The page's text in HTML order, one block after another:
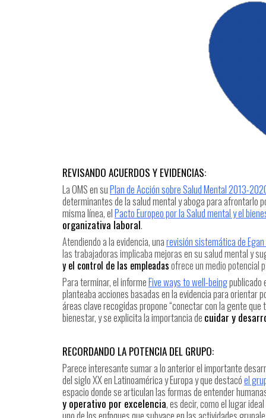
REVISANDO ACUERDOS Y EVIDENCIAS:
La OMS en suPlan de Acción sobre Salud Mental 2013-
determinantes de la salud mental y aboga para afrontarlo
misma línea, elPacto Europeo por la Salud mental y el
organizativa laboral.
Atendiendo a la evidencia, unarevisión sistemática de
las trabajadoras implicaba mejoras en su salud mental y
y el control de las empleadasofrece un medio potencial
Para terminar, el informeFive ways to well-beingpublicado
planteaba acciones basadas en la evidencia para orientar
áreas clave recogidas propone “conectar con la gente
bienestar, y se explicita la importancia de cuidar y
RECORDANDO LA POTENCIA DEL GRUPO:
Parece interesante sumar a lo anterior el importante
del siglo XX en Latinoamérica y Europa y que destacóel
espacio donde se articulan las formas de entender
y operativo por excelencia, es decir, como el lugar